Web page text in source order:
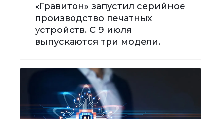
«Гравитон» запустил серийное
производство печатных
устройств. С 9 июля
выпускаются три модели.